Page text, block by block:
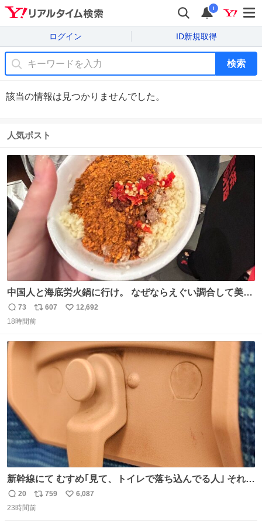
i
ログイン ID新規取得
検索
該当の情報は見つかりませんでした。
人気ポスト
中国人と海底労火鍋に行け。 なぜならえぐい調合して美味
しすぎる ソースを作ってくれるから。
返
信
73
リ
ポ
ト
数
607
い
数
12,692
18時間前
新幹線にて むすめ｢見て、トイレで落ち込んでる人｣ それに
しか見えなくなった どうしてくれるんだ
返
信
20
リ
ポ
759
い
6,087
23時間前